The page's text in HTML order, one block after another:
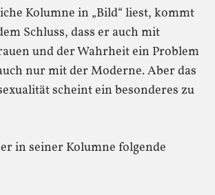
Kolumne in „Bild“ liest, kommt
Schluss, dass er auch mit
und der Wahrheit ein Problem
nur mit der Moderne. Aber das
scheint ein besonderes zu
in seiner Kolumne folgende